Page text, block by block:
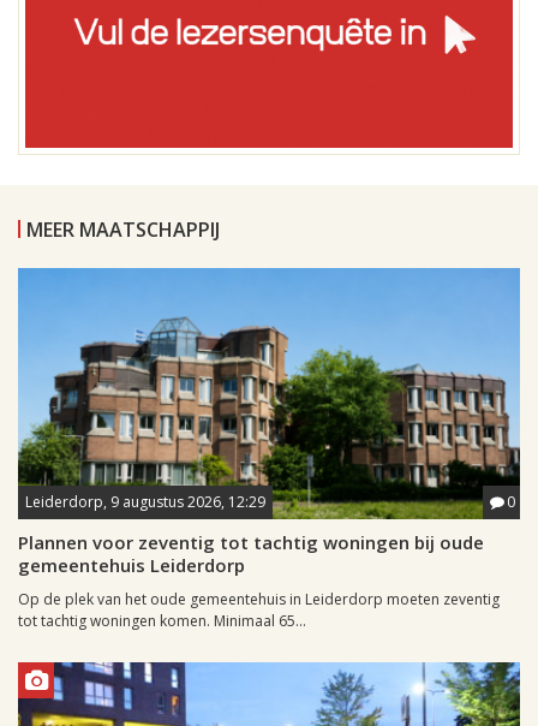
MEER MAATSCHAPPIJ
Leiderdorp, 9 augustus 2026, 12:29 0
Plannen voor zeventig tot tachtig woningen bij oude
gemeentehuis Leiderdorp
Op de plek van het oude gemeentehuis in Leiderdorp moeten zeventig
tot tachtig woningen komen. Minimaal 65...